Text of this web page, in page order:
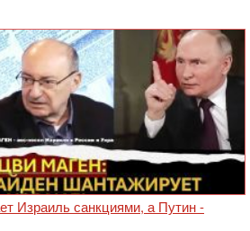
Израиль санкциями, а Путин -